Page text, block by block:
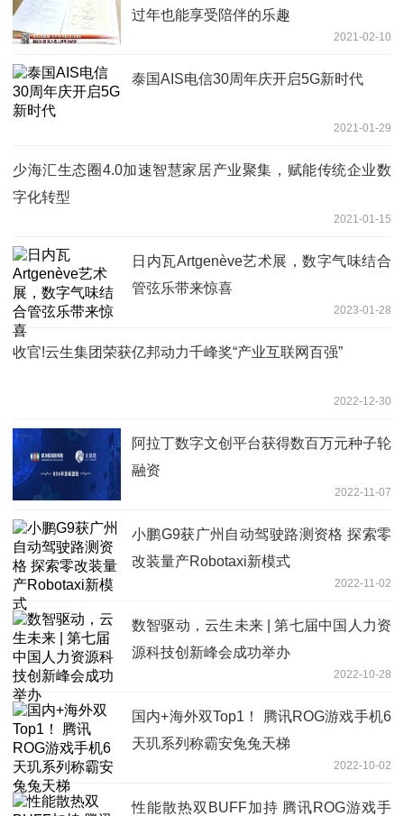
过年也能享受陪伴的乐趣
2021-02-10
泰国AIS电信30周年庆开启5G新时代
2021-01-29
少海汇生态圈4.0加速智慧家居产业聚集，赋能传统企业数
字化转型
2021-01-15
日内瓦Artgenève艺术展，数字气味结合
管弦乐带来惊喜
2023-01-28
收官!云生集团荣获亿邦动力千峰奖“产业互联网百强”
2022-12-30
阿拉丁数字文创平台获得数百万元种子轮
融资
2022-11-07
小鹏G9获广州自动驾驶路测资格 探索零
改装量产Robotaxi新模式
2022-11-02
数智驱动，云生未来 | 第七届中国人力资
源科技创新峰会成功举办
2022-10-28
国内+海外双Top1！ 腾讯ROG游戏手机6
天玑系列称霸安兔兔天梯
2022-10-02
性能散热双BUFF加持 腾讯ROG游戏手